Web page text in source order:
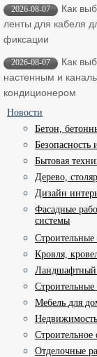
2026-08-07
Как
ленты для кабеля
фиксации
2026-08-07
Как
настенным и
кондиционером
Новости
Бетон,
Безопасность
Бытовая
Дерево,
Дизайн
Фасадные
системы
Кровля,
Ландшафтный
Мебель для
Недвижимость
Строительное
Отделочные